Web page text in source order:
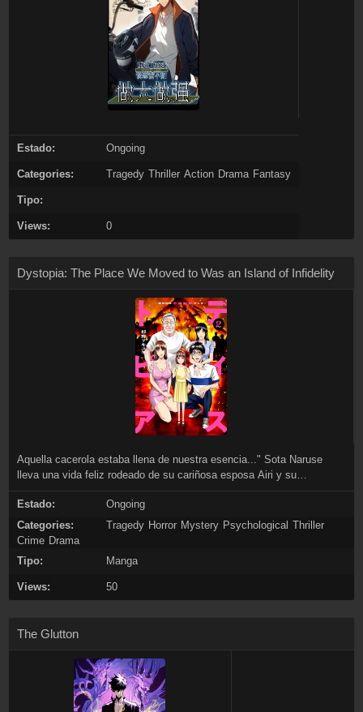
Estado: Ongoing
Categories: Tragedy Thriller Action Drama Fantasy
Tipo:
Views: 0
Dystopia: The Place We Moved to Was an Island of Infidelity
Aquella cacerola estaba llena de nuestra esencia..." Sota Naruse
lleva una vida feliz rodeado de su cariñosa esposa Airi y su
por motivos del trabajo de Airi, son bien recibidos por los amables y
gentiles lugareños. Sin embargo, la verdadera naturaleza de la isla se
desvela como un lugar de culto donde harán lo que sea por preservar
trastornada resulta común, una familia muy unida empezará a
desmoronarse...
Estado:
Ongoing
Categories:
Tragedy Horror Mystery Psychological Thriller
Crime Drama
Tipo:
Manga
Views: 50
The Glutton